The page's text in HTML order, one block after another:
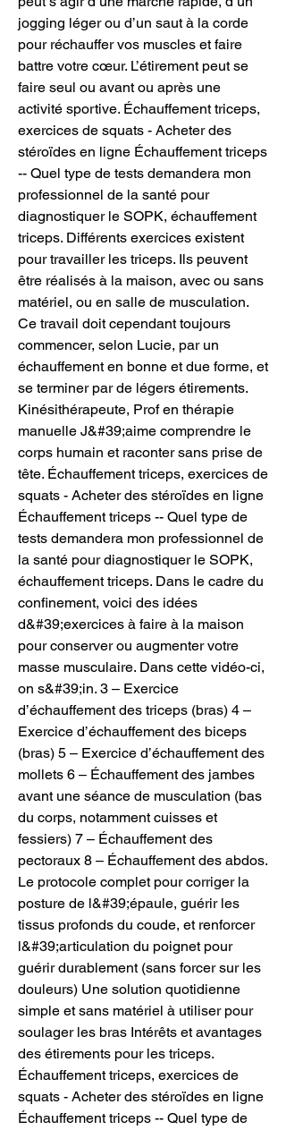
jogging léger ou d’un saut à la corde
pour réchauffer vos muscles et faire
battre votre cœur. L’étirement peut se
faire seul ou avant ou après une
activité sportive. Échauffement triceps,
exercices de squats - Acheter des
stéroïdes en ligne Échauffement triceps
-- Quel type de tests demandera mon
professionnel de la santé pour
diagnostiquer le SOPK, échauffement
triceps. Différents exercices existent
pour travailler les triceps. Ils peuvent
être réalisés à la maison, avec ou sans
matériel, ou en salle de musculation.
Ce travail doit cependant toujours
commencer, selon Lucie, par un
échauffement en bonne et due forme, et
se terminer par de légers étirements.
Kinésithérapeute, Prof en thérapie
manuelle J&#39;aime comprendre le
corps humain et raconter sans prise de
tête. Échauffement triceps, exercices de
squats - Acheter des stéroïdes en ligne
Échauffement triceps -- Quel type de
tests demandera mon professionnel de
la santé pour diagnostiquer le SOPK,
échauffement triceps. Dans le cadre du
confinement, voici des idées
d&#39;exercices à faire à la maison
pour conserver ou augmenter votre
masse musculaire. Dans cette vidéo-ci,
on s&#39;in. 3 – Exercice
d’échauffement des triceps (bras) 4 –
Exercice d’échauffement des biceps
(bras) 5 – Exercice d’échauffement des
mollets 6 – Échauffement des jambes
avant une séance de musculation (bas
du corps, notamment cuisses et
fessiers) 7 – Échauffement des
pectoraux 8 – Échauffement des abdos.
Le protocole complet pour corriger la
posture de l&#39;épaule, guérir les
tissus profonds du coude, et renforcer
l&#39;articulation du poignet pour
guérir durablement (sans forcer sur les
douleurs) Une solution quotidienne
simple et sans matériel à utiliser pour
soulager les bras Intérêts et avantages
des étirements pour les triceps.
Échauffement triceps, exercices de
squats - Acheter des stéroïdes en ligne
Échauffement triceps -- Quel type de